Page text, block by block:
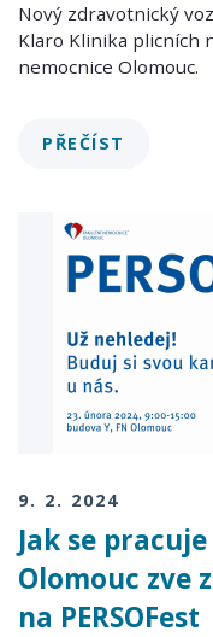
Nový zdravotnický
Klaro Klinika plicních
nemocnice Olomouc.
PŘEČÍST
9. 2. 2024
Jak se
Olomouc zve
na PERSOFest